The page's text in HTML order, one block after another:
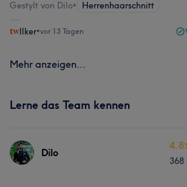
Gestylt von Dilo• Herrenhaarschnitt
Ilker•vor 13 Tagen
Mehr anzeigen...
Lerne das Team kennen
Dilo
4.8
368